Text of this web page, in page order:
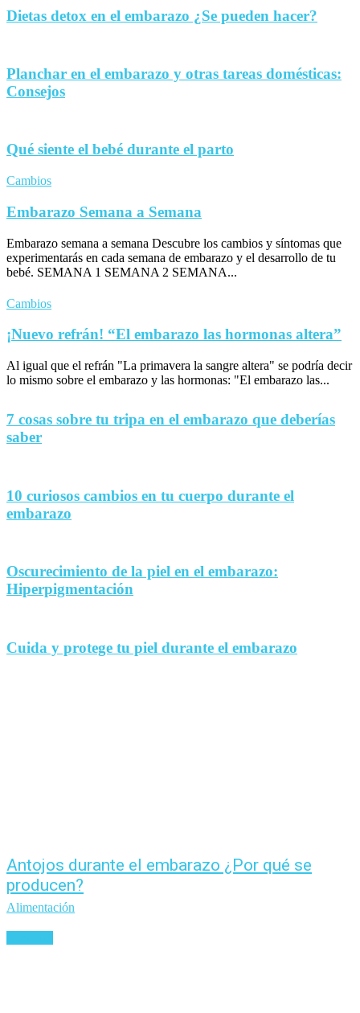
Dietas detox en el embarazo ¿Se pueden hacer?
Planchar en el embarazo y otras tareas domésticas:
Consejos
Qué siente el bebé durante el parto
Cambios
Embarazo Semana a Semana
Embarazo semana a semana Descubre los cambios y síntomas que
experimentarás en cada semana de embarazo y el desarrollo de tu
bebé. SEMANA 1 SEMANA 2 SEMANA...
Cambios
¡Nuevo refrán! “El embarazo las hormonas altera”
Al igual que el refrán "La primavera la sangre altera" se podría decir
lo mismo sobre el embarazo y las hormonas: "El embarazo las...
7 cosas sobre tu tripa en el embarazo que deberías
saber
10 curiosos cambios en tu cuerpo durante el
embarazo
Oscurecimiento de la piel en el embarazo:
Hiperpigmentación
Cuida y protege tu piel durante el embarazo
Antojos durante el embarazo ¿Por qué se
producen?
Alimentación